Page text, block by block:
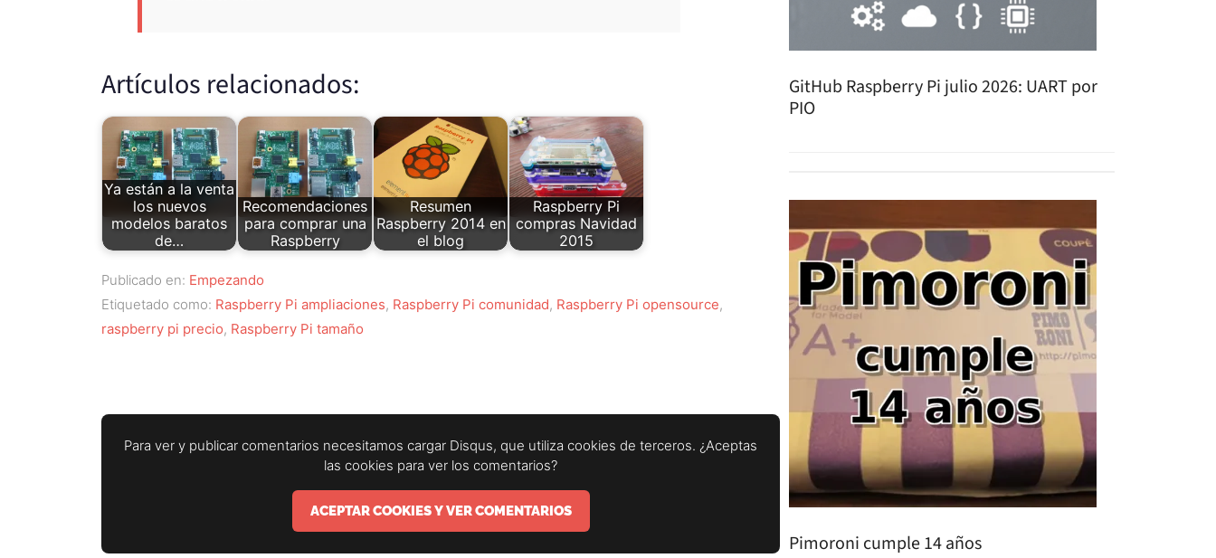
Artículos relacionados:
Ya están a la venta
los nuevos
modelos baratos
de…
Recomendaciones
para comprar una
Raspberry
Resumen
Raspberry 2014 en
el blog
Raspberry Pi
compras Navidad
2015
Publicado en: Empezando
Etiquetado como: Raspberry Pi ampliaciones, Raspberry Pi comunidad, Raspberry Pi opensource,
raspberry pi precio, Raspberry Pi tamaño
Para ver y publicar comentarios necesitamos cargar Disqus, que utiliza cookies de terceros. ¿Aceptas
las cookies para ver los comentarios?
ACEPTAR COOKIES Y VER COMENTARIOS
GitHub Raspberry Pi julio 2026: UART por
PIO
Pimoroni cumple 14 años